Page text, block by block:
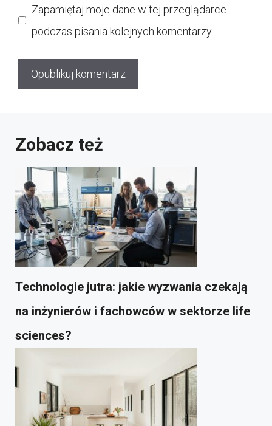
Zapamiętaj moje dane w tej przeglądarce
podczas pisania kolejnych komentarzy.
Zobacz też
Technologie jutra: jakie wyzwania czekają
na inżynierów i fachowców w sektorze life
sciences?